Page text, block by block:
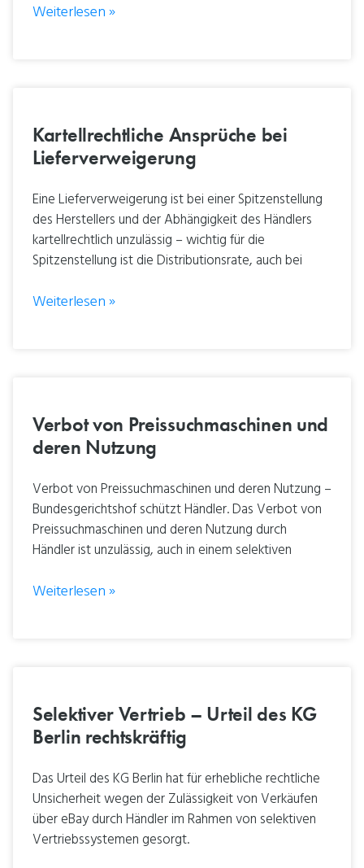
Weiterlesen »
Kartellrechtliche Ansprüche bei
Lieferverweigerung
Eine Lieferverweigerung ist bei einer Spitzenstellung
des Herstellers und der Abhängigkeit des Händlers
kartellrechtlich unzulässig – wichtig für die
Spitzenstellung ist die Distributionsrate, auch bei
Weiterlesen »
Verbot von Preissuchmaschinen und
deren Nutzung
Verbot von Preissuchmaschinen und deren Nutzung –
Bundesgerichtshof schützt Händler. Das Verbot von
Preissuchmaschinen und deren Nutzung durch
Händler ist unzulässig, auch in einem selektiven
Weiterlesen »
Selektiver Vertrieb – Urteil des KG
Berlin rechtskräftig
Das Urteil des KG Berlin hat für erhebliche rechtliche
Unsicherheit wegen der Zulässigkeit von Verkäufen
über eBay durch Händler im Rahmen von selektiven
Vertriebssystemen gesorgt.